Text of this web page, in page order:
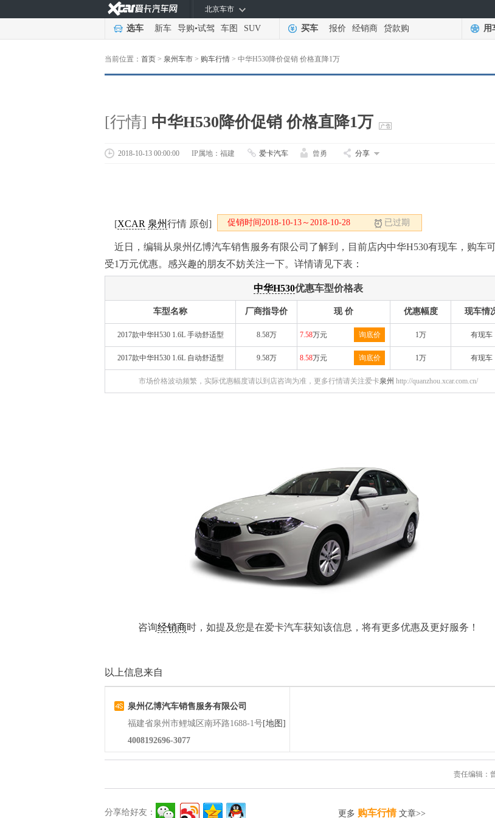
北京车市
选车 新车 导购•试驾 车图 SUV 买车 报价 经销商 贷款购 用
当前位置： 首页 > 泉州车市 > 购车行情 > 中华H530降价促销 价格直降1万
[行情] 中华H530降价促销 价格直降1万
2018-10-13 00:00:00 IP属地：福建 爱卡汽车 曾勇 分享
[XCAR 泉州行情 原创] 已过期
促销时间2018-10-13～2018-10-28
近日，编辑从泉州亿博汽车销售服务有限公司了解到，目前店内中华H530有现车，购车
受1万元优惠。 感兴趣的朋友不妨关注一下。详情请见下表：
中华H530优惠车型价格表
车型名称 厂商指导价 现 价 优惠幅度 现车情
2017款中华H530 1.6L 手动舒适型 8.58万 7.58万元 询底价 1万 有现车
2017款中华H530 1.6L 自动舒适型 9.58万 8.58万元 询底价 1万 有现车
市场价格波动频繁，实际优惠幅度请以到店咨询为准，更多行情请关注爱卡泉州 http://quanzhou.xcar.com.cn/
咨询经销商时，如提及您是在爱卡汽车获知该信息，将有更多优惠及更好服务！
以上信息来自
泉州亿博汽车销售服务有限公司
福建省泉州市鲤城区南环路1688-1号[地图]
4008192696-3077
责任编辑：
分享给好友： 更多 购车行情文章>>